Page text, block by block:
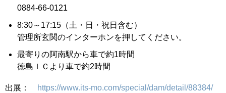
0884-66-0121
8:30～17:15（土・日・祝日含む）
管理所玄関のインターホンを押してください。
最寄りの阿南駅から車で約1時間
徳島ＩＣより車で約2時間
出展： https://www.its-mo.com/special/dam/detail/88384/